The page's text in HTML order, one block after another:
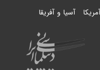
آسیا و آفریقا